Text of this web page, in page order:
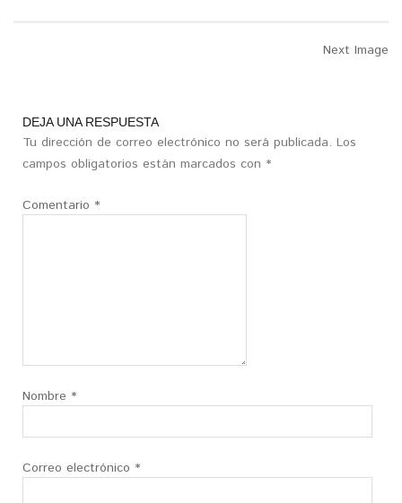
Next Image
DEJA UNA RESPUESTA
Tu dirección de correo electrónico no será publicada. Los
campos obligatorios están marcados con *
Comentario *
Nombre *
Correo electrónico *